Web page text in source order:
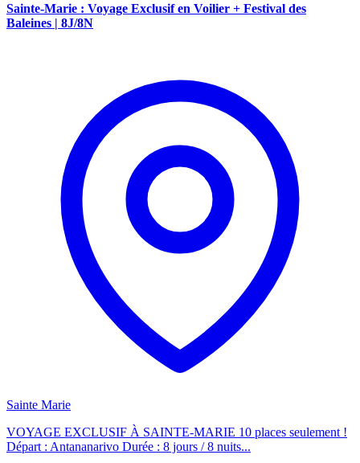
Sainte-Marie : Voyage Exclusif en Voilier + Festival des
Baleines | 8J/8N
Sainte Marie
VOYAGE EXCLUSIF À SAINTE-MARIE 10 places seulement !
Départ : Antananarivo Durée : 8 jours / 8 nuits...